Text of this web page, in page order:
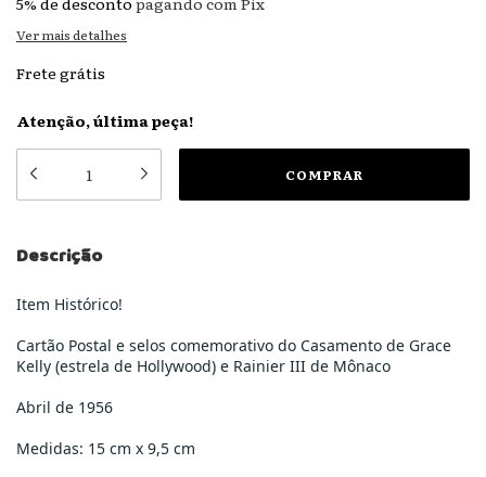
Ver mais detalhes
Frete grátis
Atenção, última peça!
Descrição
Item Histórico!
Cartão Postal e selos comemorativo do Casamento de Grace
Kelly (estrela de Hollywood) e Rainier III de Mônaco
Abril de 1956
Medidas: 15 cm x 9,5 cm